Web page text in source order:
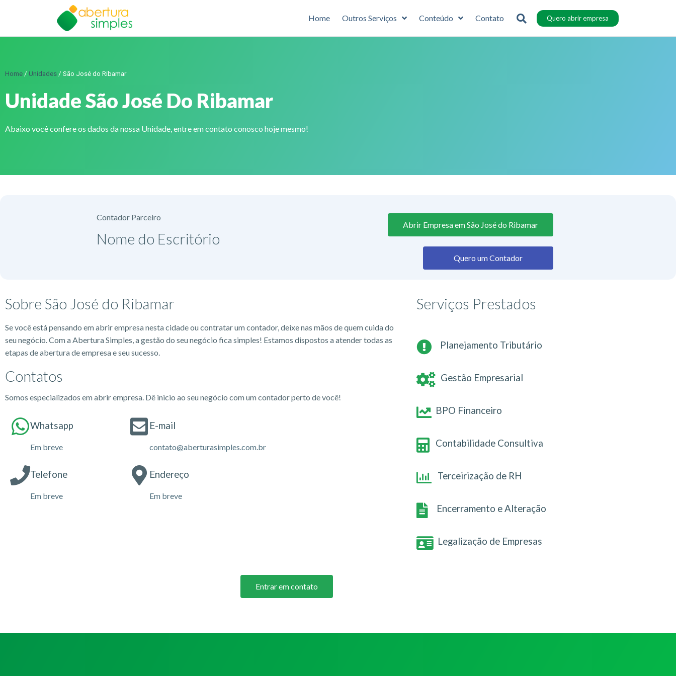
Home Outros Serviços Conteúdo Contato Quero abrir empresa
Home / Unidades / São José do Ribamar
Unidade São José Do Ribamar
Abaixo você confere os dados da nossa Unidade, entre em contato conosco hoje mesmo!
Contador Parceiro
Nome do Escritório​
Abrir Empresa em São José do Ribamar
Quero um Contador
Sobre São José do Ribamar
Se você está pensando em abrir empresa nesta cidade ou contratar um contador, deixe nas mãos de quem cuida do
seu negócio. Com a Abertura Simples, a gestão do seu negócio fica simples! Estamos dispostos a atender todas as
etapas de abertura de empresa e seu sucesso.
Contatos
Somos especializados em abrir empresa. Dê inicio ao seu negócio com um contador perto de você!
Whatsapp
Em breve
Telefone
Em breve
E-mail
contato@aberturasimples.com.br
Endereço
Em breve
Serviços Prestados
Planejamento Tributário
Gestão Empresarial
BPO Financeiro
Contabilidade Consultiva
Terceirização de RH
Encerramento e Alteração
Legalização de Empresas
Entrar em contato